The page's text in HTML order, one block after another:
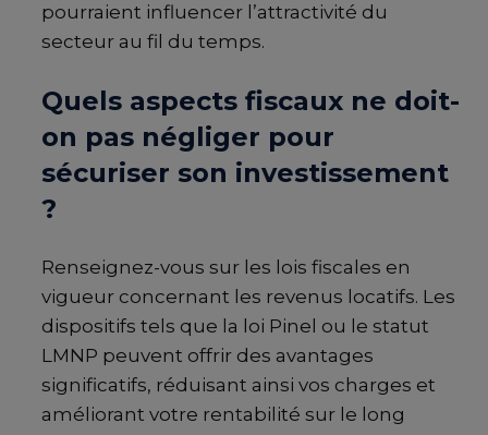
pourraient influencer l’attractivité du
secteur au fil du temps.
Quels aspects fiscaux ne doit-
on pas négliger pour
sécuriser son investissement
?
Renseignez-vous sur les lois fiscales en
vigueur concernant les revenus locatifs. Les
dispositifs tels que la loi Pinel ou le statut
LMNP peuvent offrir des avantages
significatifs, réduisant ainsi vos charges et
améliorant votre rentabilité sur le long